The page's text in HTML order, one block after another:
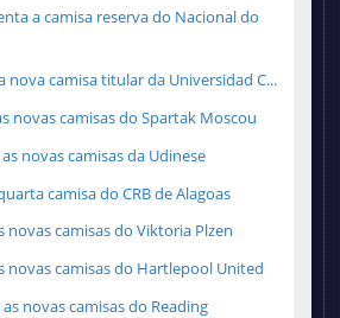
a camisa reserva do Nacional do
nova camisa titular da Universidad C...
novas camisas do Spartak Moscou
novas camisas da Udinese
camisa do CRB de Alagoas
novas camisas do Viktoria Plzen
novas camisas do Hartlepool United
novas camisas do Reading